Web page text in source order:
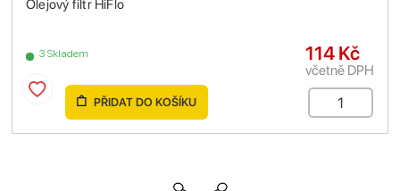
Olejový filtr HiFlo
3 Skladem 114 Kč
včetně DPH
PŘIDAT DO KOŠÍKU